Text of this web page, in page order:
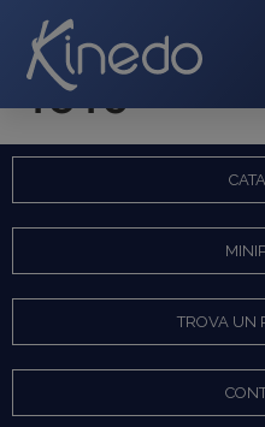
SAUNA
1510
TROVA UN